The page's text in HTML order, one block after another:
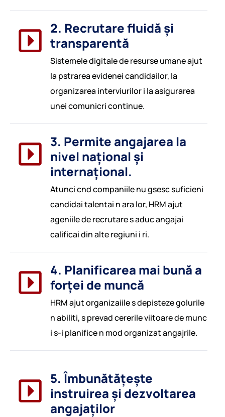
2. Recrutare fluidă și
transparentă
Sistemele digitale de resurse umane ajut
la pstrarea evidenei candidailor, la
organizarea interviurilor i la asigurarea
unei comunicri continue.
3. Permite angajarea la
nivel național și
internațional.
Atunci cnd companiile nu gsesc suficieni
candidai talentai n ara lor, HRM ajut
ageniile de recrutare s aduc angajai
calificai din alte regiuni i ri.
4. Planificarea mai bună a
forței de muncă
HRM ajut organizaiile s depisteze golurile
n abiliti, s prevad cererile viitoare de munc
i s-i planifice n mod organizat angajrile.
5. Îmbunătățește
instruirea și dezvoltarea
angajaților